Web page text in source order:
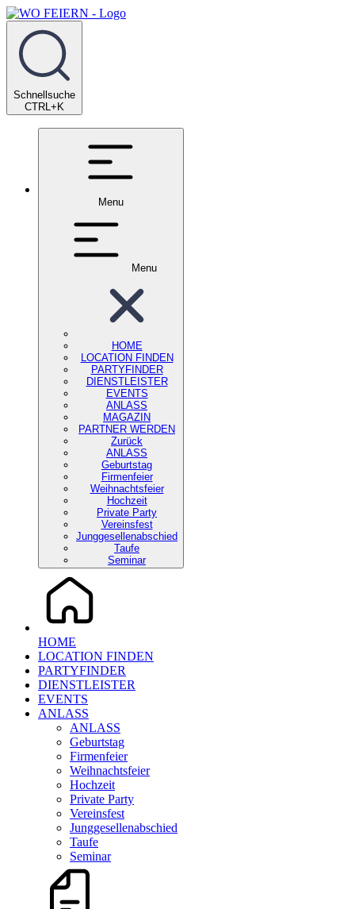
Schnellsuche
CTRL+K
Menu
Menu
HOME
LOCATION FINDEN
PARTYFINDER
DIENSTLEISTER
EVENTS
ANLASS
MAGAZIN
PARTNER WERDEN
Zurück
ANLASS
Geburtstag
Firmenfeier
Weihnachtsfeier
Hochzeit
Private Party
Vereinsfest
Junggesellenabschied
Taufe
Seminar
HOME
LOCATION FINDEN
PARTYFINDER
DIENSTLEISTER
EVENTS
ANLASS
ANLASS
Geburtstag
Firmenfeier
Weihnachtsfeier
Hochzeit
Private Party
Vereinsfest
Junggesellenabschied
Taufe
Seminar